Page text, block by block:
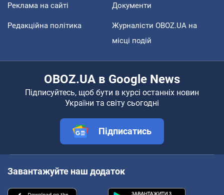
Реклама на сайті Документи
Редакційна політика
Журналісти OBOZ.UA на
місці подій
OBOZ.UA в Google News
Підписуйтесь, щоб бути в курсі останніх новин
України та світу сьогодні
Підписатись
Завантажуйте наш додаток